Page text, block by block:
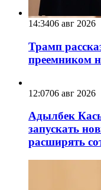
14:3406 авг 2026
Трамп
преемником
12:0706 авг 2026
Адылбек
запускать
расширять